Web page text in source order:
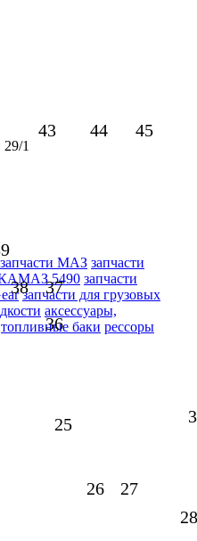
1
запчасти МАЗ запчасти
КАМАЗ 5490 запчасти
запчасти для грузовых
аксессуары,
топливные баки рессоры
45
44
43
38
37
28
36
27
26
25